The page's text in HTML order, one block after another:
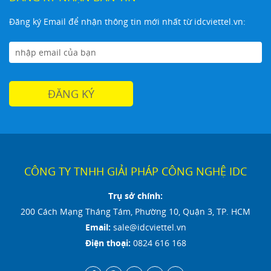
Đăng ký Email để nhận thông tin mới nhất từ idcviettel.vn:
CÔNG TY TNHH GIẢI PHÁP CÔNG NGHỆ IDC
Trụ sở chính:
200 Cách Mạng Tháng Tám, Phường 10, Quận 3, TP. HCM
Email: sale@idcviettel.vn
Điện thoại: 0824 616 168